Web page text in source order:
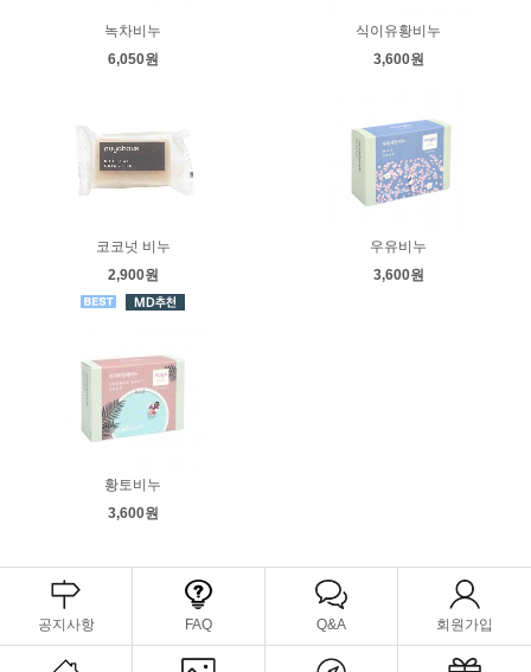
녹차비누
6,050원
식이유황비누
3,600원
코코넛 비누
2,900원
우유비누
3,600원
황토비누
3,600원
공지사항 FAQ Q&A 회원가입